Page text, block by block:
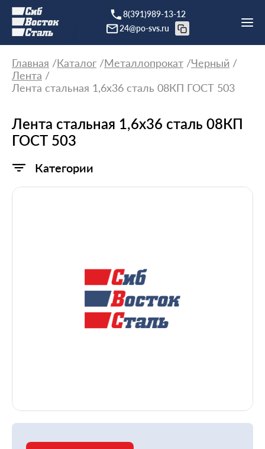
8(391)989-13-12
24@po-svs.ru
Главная Каталог Металлопрокат
Черный
Лента
Лента стальная 1,6х36 сталь 08КП ГОСТ 503
Лента стальная 1,6х36 сталь 08КП
ГОСТ 503
Категории